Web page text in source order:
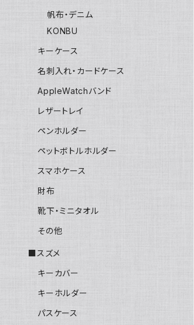
帆布・デニム
KONBU
キーケース
名刺入れ・カードケース
AppleWatchバンド
レザートレイ
ペンホルダー
ペットボトルホルダー
スマホケース
財布
靴下・ミニタオル
その他
■スズメ
キーカバー
キーホルダー
パスケース